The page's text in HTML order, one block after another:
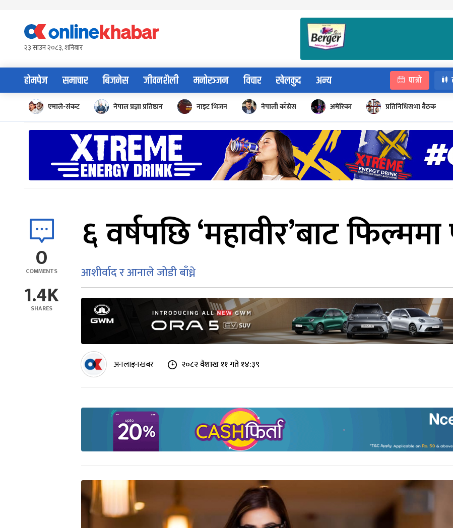
content२३ साउन २०८३, शनिबार
होमपेज समाचार बिजनेस जीवनशैली मनोरञ्जन विचार खेलकुद अन्य पात्रो
एमाले-संकट नेपाल प्रज्ञा प्रतिष्ठान नाइट भिजन नेपाली काँग्रेस अमेरिका प्रतिनिधिसभा बैठक
0
COMMENTS
1.4K
SHARES
६ वर्षपछि ‘महावीर’बाट
आशीर्वाद र आनाले जोडी बाँध्ने
अनलाइनखबर २०८२ वैशाख ११ गते १४:३९